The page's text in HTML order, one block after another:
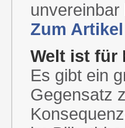
unvereinbar
Zum
Welt ist für
Es gibt ein
Gegensatz